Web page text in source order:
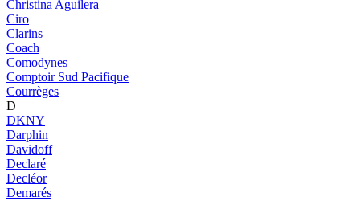
Christina Aguilera
Ciro
Clarins
Coach
Comodynes
Comptoir Sud Pacifique
Courrèges
D
DKNY
Darphin
Davidoff
Declaré
Decléor
Demarés